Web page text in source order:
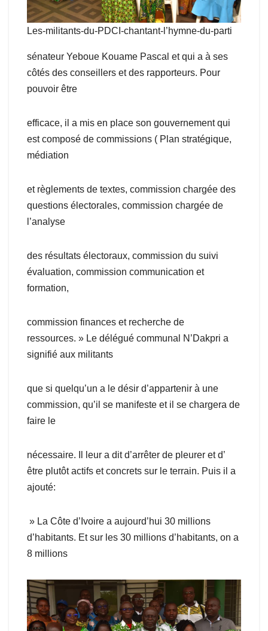
Les-militants-du-PDCI-chantant-l’hymne-du-parti
sénateur Yeboue Kouame Pascal et qui a à ses
côtés des conseillers et des rapporteurs. Pour
pouvoir être
efficace, il a mis en place son gouvernement qui
est composé de commissions ( Plan stratégique,
médiation
et règlements de textes, commission chargée des
questions électorales, commission chargée de
l’analyse
des résultats électoraux, commission du suivi
évaluation, commission communication et
formation,
commission finances et recherche de
ressources. » Le délégué communal N’Dakpri a
signifié aux militants
que si quelqu’un a le désir d’appartenir à une
commission, qu’il se manifeste et il se chargera de
faire le
nécessaire. Il leur a dit d’arrêter de pleurer et d’
être plutôt actifs et concrets sur le terrain. Puis il a
ajouté:
» La Côte d’Ivoire a aujourd’hui 30 millions
d’habitants. Et sur les 30 millions d’habitants, on a
8 millions